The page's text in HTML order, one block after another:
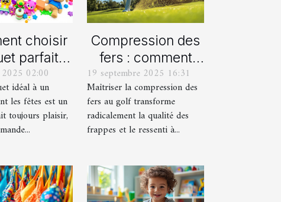
choisir
parfait
âge
fêtes ?
02:00
idéal à un
les fêtes est un
toujours plaisir,
Compression des
fers : comment
obtenir des
frappes plus
solides ?
19 septembre 2025 16:31
Maîtriser la compression des
fers au golf transforme
radicalement la qualité des
frappes et le ressenti à...